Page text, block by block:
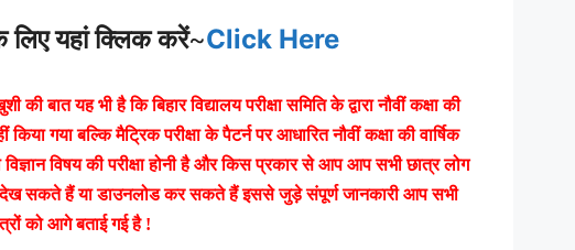
यहां क्लिक करें~Click Here
बात यह भी है कि बिहार विद्यालय परीक्षा समिति के द्वारा नौवीं कक्षा की
गया बल्कि मैट्रिक परीक्षा के पैटर्न पर आधारित नौवीं कक्षा की वार्षिक
विषय की परीक्षा होनी है और किस प्रकार से आप आप सभी छात्र लोग
सकते हैं या डाउनलोड कर सकते हैं इससे जुड़े संपूर्ण जानकारी आप सभी
को आगे बताई गई है !